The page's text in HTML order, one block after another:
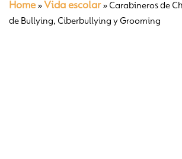
Home » Vida escolar» Carabineros de
de Bullying, Ciberbullying y Grooming